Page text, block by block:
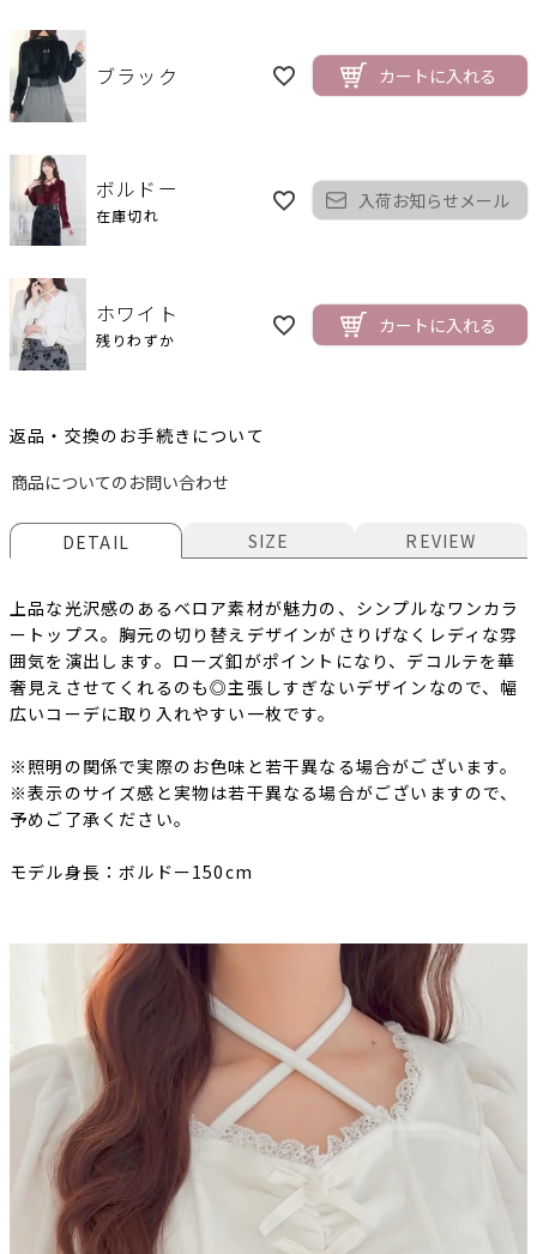
ブラック カートに入れる
ボルドー
在庫切れ
入荷お知らせメール
ホワイト
残りわずか
カートに入れる
返品・交換のお手続きについて
商品についてのお問い合わせ
DETAIL SIZE REVIEW
上品な光沢感のあるベロア素材が魅力の、シンプルなワンカラ
ートップス。胸元の切り替えデザインがさりげなくレディな雰
囲気を演出します。ローズ釦がポイントになり、デコルテを華
奢見えさせてくれるのも◎主張しすぎないデザインなので、幅
広いコーデに取り入れやすい一枚です。
※照明の関係で実際のお色味と若干異なる場合がございます。
※表示のサイズ感と実物は若干異なる場合がございますので、
予めご了承ください。
モデル身長：ボルドー150cm